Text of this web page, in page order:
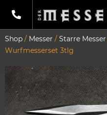
Shop / Messer / Starre Messer
Wurfmesserset 3tlg